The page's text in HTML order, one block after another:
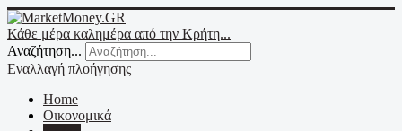
Κάθε μέρα καλημέρα από την Κρήτη...
Αναζήτηση...
Εναλλαγή πλοήγησης
Home
Οικονομικά